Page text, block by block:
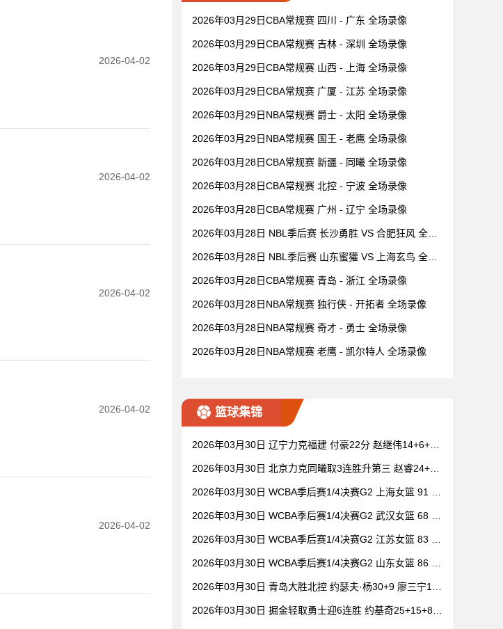
2026-04-02
2026-04-02
2026-04-02
2026-04-02
2026-04-02
2026年03月29日CBA常规赛 四川 - 广东 全场录像
2026年03月29日CBA常规赛 吉林 - 深圳 全场录像
2026年03月29日CBA常规赛 山西 - 上海 全场录像
2026年03月29日CBA常规赛 广厦 - 江苏 全场录像
2026年03月29日NBA常规赛 爵士 - 太阳 全场录像
2026年03月29日NBA常规赛 国王 - 老鹰 全场录像
2026年03月28日CBA常规赛 新疆 - 同曦 全场录像
2026年03月28日CBA常规赛 北控 - 宁波 全场录像
2026年03月28日CBA常规赛 广州 - 辽宁 全场录像
2026年03月28日 NBL季后赛 长沙勇胜 VS 合肥狂风 全场
2026年03月28日 NBL季后赛 山东蜜獾 VS 上海玄鸟 全场
2026年03月28日CBA常规赛 青岛 - 浙江 全场录像
2026年03月28日NBA常规赛 独行侠 - 开拓者 全场录像
2026年03月28日NBA常规赛 奇才 - 勇士 全场录像
2026年03月28日NBA常规赛 老鹰 - 凯尔特人 全场录像
篮球集锦
2026年03月30日 辽宁力克福建 付豪22分 赵继伟14+6+11
2026年03月30日 北京力克同曦取3连胜升第三 赵睿24+6
2026年03月30日 WCBA季后赛1/4决赛G2 上海女篮 91 -
2026年03月30日 WCBA季后赛1/4决赛G2 武汉女篮 68 -
2026年03月30日 WCBA季后赛1/4决赛G2 江苏女篮 83 -
2026年03月30日 WCBA季后赛1/4决赛G2 山东女篮 86 -
2026年03月30日 青岛大胜北控 约瑟夫·杨30+9 廖三宁15
2026年03月30日 掘金轻取勇士迎6连胜 约基奇25+15+8